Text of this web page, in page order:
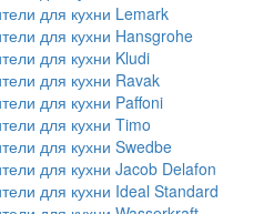
для кухни Lemark
для кухни Hansgrohe
для кухни Kludi
для кухни Ravak
для кухни Paffoni
для кухни Timo
для кухни Swedbe
для кухни Jacob Delafon
для кухни Ideal Standard